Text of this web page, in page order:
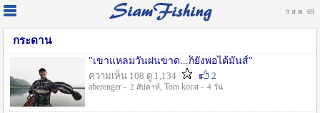
9 ส.ค. 69
กระดาน
"เขาแหลมวันฝนขาด...ก็ยังพอได้มันส์"
ความเห็น 108 ดู 1,134
2
aberenger - 2 สัปดาห์, Tom korat - 4 วัน